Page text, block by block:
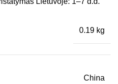
0.19 kg
China